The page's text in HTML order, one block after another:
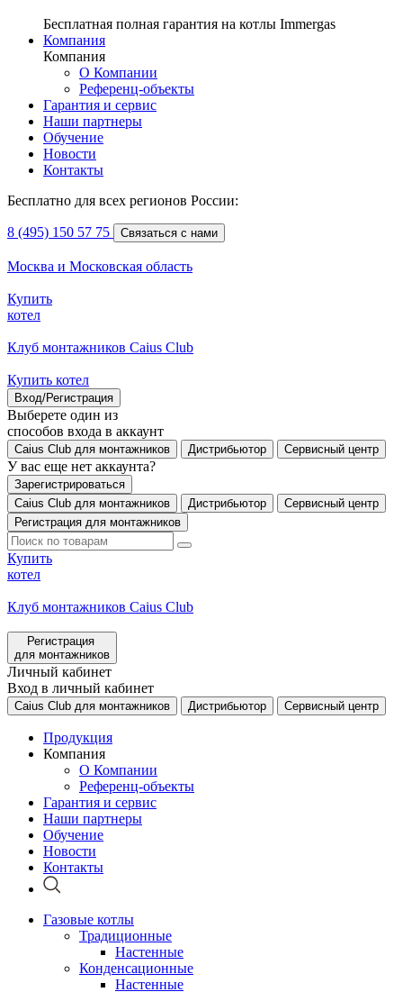
Бесплатная полная гарантия на котлы Immergas
Компания
Компания
О Компании
Референц-объекты
Гарантия и сервис
Наши партнеры
Обучение
Новости
Контакты
Бесплатно для всех регионов России:
8 (495) 150 57 75 Связаться с нами
Москва и Московская область
Купить
котел
Клуб монтажников Caius Club
Купить котел
Вход/Регистрация
Выберете один из
способов входа в аккаунт
Caius Club для монтажников Дистрибьютор Сервисный центр
У вас еще нет аккаунта?
Зарегистрироваться
Caius Club для монтажников
Дистрибьютор
Сервисный центр
Регистрация для монтажников
Купить
котел
Клуб монтажников Caius Club
Регистрация
для монтажников
Личный кабинет
Вход в личный кабинет
Caius Club для монтажников Дистрибьютор Сервисный центр
Продукция
Компания
О Компании
Референц-объекты
Гарантия и сервис
Наши партнеры
Обучение
Новости
Контакты
Газовые котлы
Традиционные
Настенные
Конденсационные
Настенные